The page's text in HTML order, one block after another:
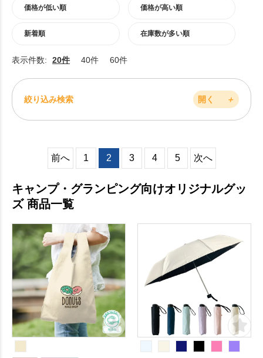
価格が低い順 価格が高い順
新着順 在庫数が多い順
表示件数: 20件 40件 60件
絞り込み検索 開く ＋
前へ 1 2 3 4 5 次へ
キャンプ・グランピング向けオリジナルグッ
ズ 商品一覧